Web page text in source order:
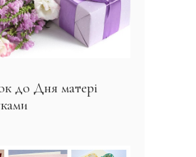
до Дня матері